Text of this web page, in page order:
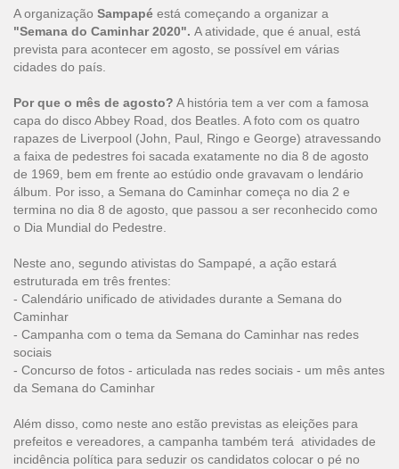
A organização Sampapé está começando a organizar a
"Semana do Caminhar 2020". A atividade, que é anual, está
prevista para acontecer em agosto, se possível em várias
cidades do país.
Por que o mês de agosto? A história tem a ver com a famosa
capa do disco Abbey Road, dos Beatles. A foto com os quatro
rapazes de Liverpool (John, Paul, Ringo e George) atravessando
a faixa de pedestres foi sacada exatamente no dia 8 de agosto
de 1969, bem em frente ao estúdio onde gravavam o lendário
álbum. Por isso, a Semana do Caminhar começa no dia 2 e
termina no dia 8 de agosto, que passou a ser reconhecido como
o Dia Mundial do Pedestre.
Neste ano, segundo ativistas do Sampapé, a ação estará
estruturada em três frentes:
- Calendário unificado de atividades durante a Semana do
Caminhar
- Campanha com o tema da Semana do Caminhar nas redes
sociais
- Concurso de fotos - articulada nas redes sociais - um mês antes
da Semana do Caminhar
Além disso, como neste ano estão previstas as eleições para
prefeitos e vereadores, a campanha também terá atividades de
incidência política para seduzir os candidatos colocar o pé no